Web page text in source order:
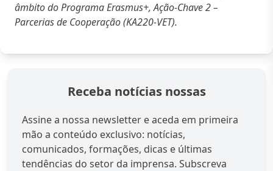
âmbito do Programa Erasmus+, Ação-Chave 2 –
Parcerias de Cooperação (KA220-VET).
Receba notícias nossas
Assine a nossa newsletter e aceda em primeira
mão a conteúdo exclusivo: notícias,
comunicados, formações, dicas e últimas
tendências do setor da imprensa. Subscreva